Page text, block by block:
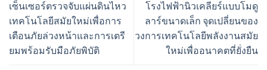
เซ็นเซอร์ตรวจจับแผ่นดินไหว
เทคโนโลยีสมัยใหม่เพื่อการ
เตือนภัยล่วงหน้าและการเตรี
ยมพร้อมรับมือภัยพิบัติ
โรงไฟฟ้านิวเคลียร์แบบโมดู
ลาร์ขนาดเล็ก จุดเปลี่ยนของ
วงการเทคโนโลยีพลังงานสมัย
ใหม่เพื่ออนาคตที่ยั่งยืน